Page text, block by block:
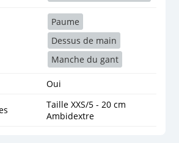
Paume
Dessus de main
Manche du gant
Oui
Taille XXS/5 - 20 cm
Ambidextre